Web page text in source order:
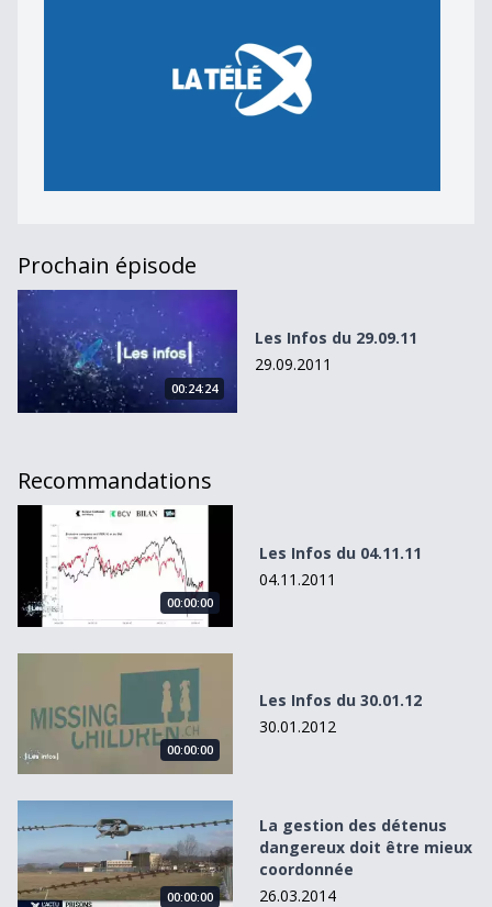
Prochain épisode
Les Infos du 29.09.11
00:24:24
Les Infos du 29.09.11
29.09.2011
Recommandations
Les Infos du 04.11.11
00:00:00
Les Infos du 04.11.11
04.11.2011
Les Infos du 30.01.12
00:00:00
Les Infos du 30.01.12
30.01.2012
La gestion des détenus dangereux doit être mieux
00:00:00
La gestion des détenus
dangereux doit être mieux
coordonnée
26.03.2014